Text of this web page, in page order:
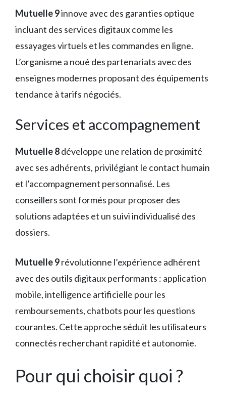
Mutuelle 9innove avec des garanties optique
incluant des services digitaux comme les
essayages virtuels et les commandes en ligne.
L’organisme a noué des partenariats avec des
enseignes modernes proposant des équipements
tendance à tarifs négociés.
Services et accompagnement
Mutuelle 8développe une relation de proximité
avec ses adhérents, privilégiant le contact humain
et l’accompagnement personnalisé. Les
conseillers sont formés pour proposer des
solutions adaptées et un suivi individualisé des
dossiers.
Mutuelle 9révolutionne l’expérience adhérent
avec des outils digitaux performants : application
mobile, intelligence artificielle pour les
remboursements, chatbots pour les questions
courantes. Cette approche séduit les utilisateurs
connectés recherchant rapidité et autonomie.
Pour qui choisir quoi ?